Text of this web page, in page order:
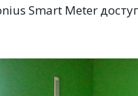
Smart Meter